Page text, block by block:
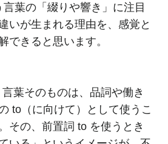
葉の「綴りや響き」に注目
いが生まれる理由を、感覚と
できると思います。
葉そのものは、品詞や働き
to（に向けて）として使うこ
その、前置詞 to を使うとき